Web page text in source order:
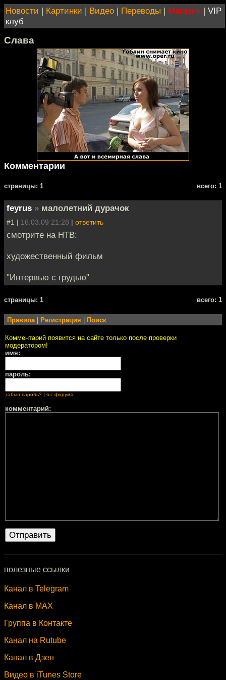
Новости | Картинки | Видео | Переводы | Магазин | VIP
клуб
Слава
Комментарии
cтраницы: 1 всего: 1
feyrus » малолетний дурачок
#1 | 16.03.09 21:28 | ответить
смотрите на НТВ:
художественный фильм
"Интервью с грудью"
cтраницы: 1 всего: 1
Правила Регистрация Поиск
Комментарий появится на сайте только после проверки
модератором!
имя:
пароль:
забыл пароль? | я с форума
комментарий:
полезные ссылки
Канал в Telegram
Канал в MAX
Группа в Контакте
Канал на Rutube
Канал в Дзен
Видео в iTunes Store